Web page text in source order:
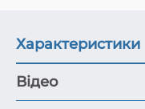
Характеристики
Відео